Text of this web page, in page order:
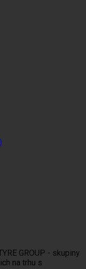
GROUP - skupiny
na trhu s